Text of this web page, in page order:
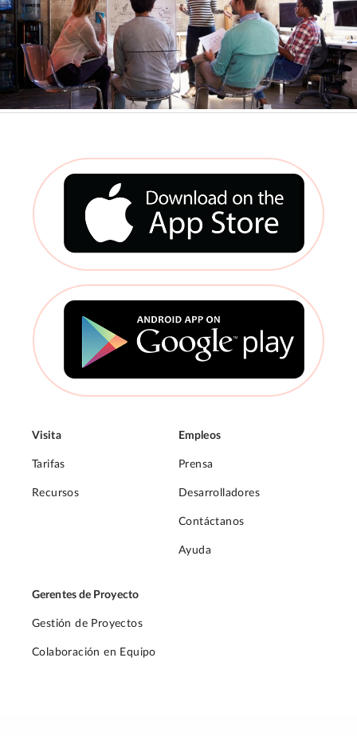
Visita
Tarifas
Recursos
Empleos
Prensa
Desarrolladores
Contáctanos
Ayuda
Gerentes de Proyecto
Gestión de Proyectos
Colaboración en Equipo